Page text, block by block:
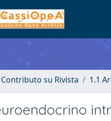
Contributo su Rivista 1.1